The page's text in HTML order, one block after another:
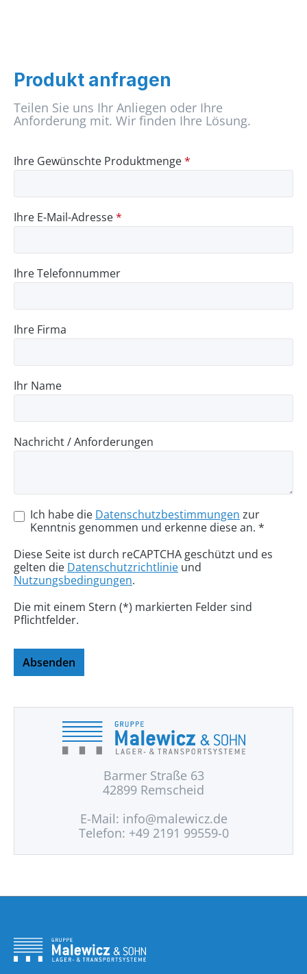
Produkt anfragen
Teilen Sie uns Ihr Anliegen oder Ihre
Anforderung mit. Wir finden Ihre Lösung.
Ihre Gewünschte Produktmenge*
Ihre E-Mail-Adresse*
Ihre Telefonnummer
Ihre Firma
Ihr Name
Nachricht / Anforderungen
Ich habe die Datenschutzbestimmungen zur
Kenntnis genommen und erkenne diese an. *
Diese Seite ist durch reCAPTCHA geschützt und es
gelten die Datenschutzrichtlinie und
Nutzungsbedingungen.
Die mit einem Stern (*) markierten Felder sind
Pflichtfelder.
Absenden
Barmer Straße 63
42899 Remscheid
E-Mail: info@malewicz.de
Telefon: +49 2191 99559-0